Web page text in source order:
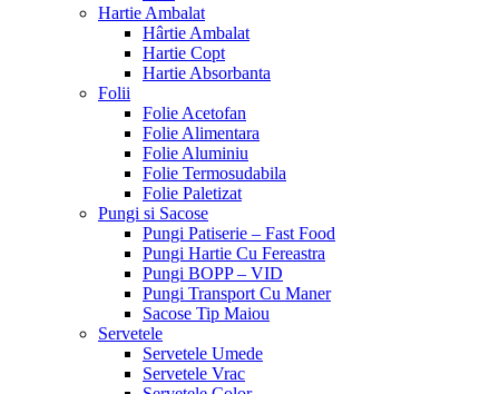
Hartie Ambalat
Hârtie Ambalat
Hartie Copt
Hartie Absorbanta
Folii
Folie Acetofan
Folie Alimentara
Folie Aluminiu
Folie Termosudabila
Folie Paletizat
Pungi si Sacose
Pungi Patiserie – Fast Food
Pungi Hartie Cu Fereastra
Pungi BOPP – VID
Pungi Transport Cu Maner
Sacose Tip Maiou
Servetele
Servetele Umede
Servetele Vrac